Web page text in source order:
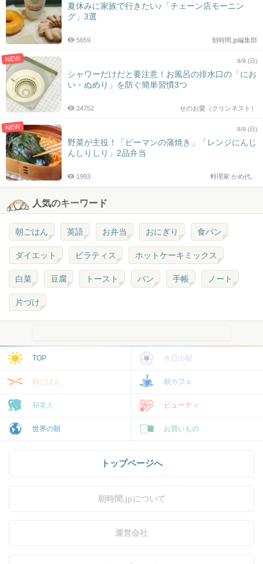
夏休みに家族で行きたい♪「チェーン店モーニン
グ」3選
朝時間.jp編集部
5659
NEW 8/9 (日)
シャワーだけだと要注意！お風呂の排水口の「にお
い・ぬめり」を防ぐ簡単習慣3つ
せのお愛（クリンネスト）
24752
NEW 8/9 (日)
野菜が主役！「ピーマンの蒲焼き」「レンジにんじ
んしりしり」2品弁当
料理家 かめ代。
1993
人気のキーワード
朝ごはん 英語 お弁当 おにぎり 食パン
ダイエット ピラティス ホットケーキミックス
白菜 豆腐 トースト パン 手帳 ノート
片づけ
TOP 今日の朝
朝ごはん 朝カフェ
朝美人 ビューティ
世界の朝 お買いもの
トップページへ
朝時間.jpについて
運営会社